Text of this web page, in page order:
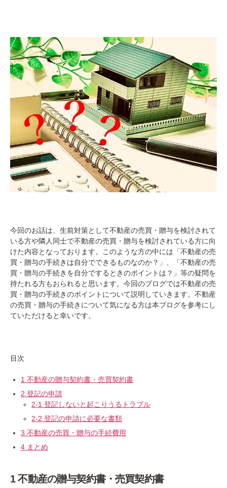
今回のお話は、生前対策として不動産の売買・贈与を検討されて
いる方や隣人同士で不動産の売買・贈与を検討されている方に向
けた内容となっております。このような方の中には「不動産の売
買・贈与の手続きは自分でできるものなのか？」、「不動産の売
買・贈与の手続きを自分でするときのポイントは？」等の疑問を
持たれる方もおられると思います。今回のブログでは不動産の売
買・贈与の手続きのポイントについて説明していきます。不動産
の売買・贈与の手続きについて気になる方は本ブログを参考にし
ていただけると幸いです。
目次
1 不動産の贈与契約書・売買契約書
2 登記の申請
2-1 登記しないと起こりうるトラブル
2-2 登記の申請に必要な書類
3 不動産の売買・贈与の手続費用
4 まとめ
1 不動産の贈与契約書・売買契約書